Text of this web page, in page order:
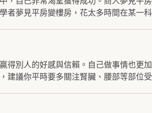
者夢見平房變樓房，花太多時間在某一
得別人的好感與信賴。自己做事情也更
建議你平時要多關注腎臟、腰部等部位